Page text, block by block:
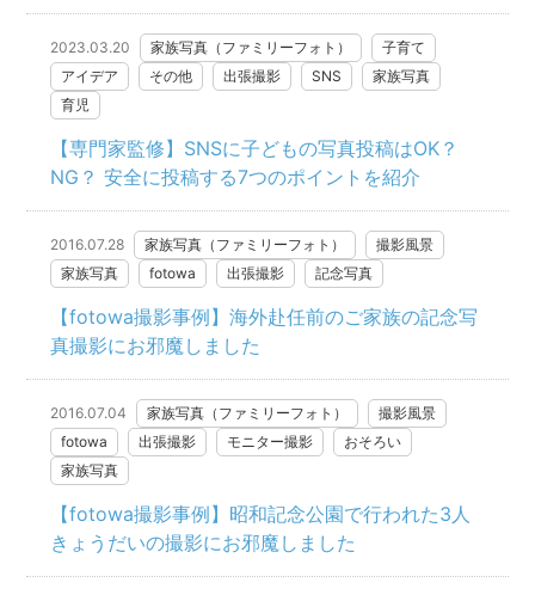
2023.03.20 家族写真（ファミリーフォト）
子育て
アイデア
その他 出張撮影 SNS
家族写真
育児
【専門家監修】SNSに子どもの写真投稿はOK？
NG？ 安全に投稿する7つのポイントを紹介
2016.07.28 家族写真（ファミリーフォト）
撮影風景
家族写真
fotowa 出張撮影 記念写真
【fotowa撮影事例】海外赴任前のご家族の記念写
真撮影にお邪魔しました
2016.07.04 家族写真（ファミリーフォト）
撮影風景
fotowa
出張撮影 モニター撮影
おそろい
家族写真
【fotowa撮影事例】昭和記念公園で行われた3人
きょうだいの撮影にお邪魔しました